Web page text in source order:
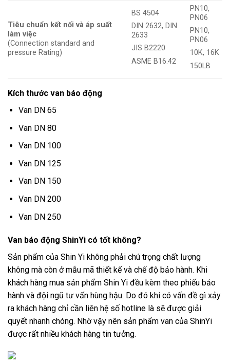
Tiêu chuẩn kết nối và áp suất
làm việc
(Connection standard and
pressure Rating)
BS 4504
DIN 2632, DIN
2633
JIS B2220
ASME B16.42
PN10,
PN06
PN10,
PN06
10K, 16K
150LB
Kích thước van báo động
Van DN 65
Van DN 80
Van DN 100
Van DN 125
Van DN 150
Van DN 200
Van DN 250
Van báo động ShinYi có tốt không?
Sản phẩm của Shin Yi không phải chú trọng chất lượng
không mà còn ở mẫu mã thiết kế và chế độ bảo hành. Khi
khách hàng mua sản phẩm Shin Yi đều kèm theo phiếu bảo
hành và đội ngũ tư vấn hùng hậu. Do đó khi có vấn đề gì xảy
ra khách hàng chỉ cần liên hệ số hotline là sẽ được giải
quyết nhanh chóng. Nhờ vậy nên sản phẩm van của ShinYi
được rất nhiều khách hàng tin tưởng.